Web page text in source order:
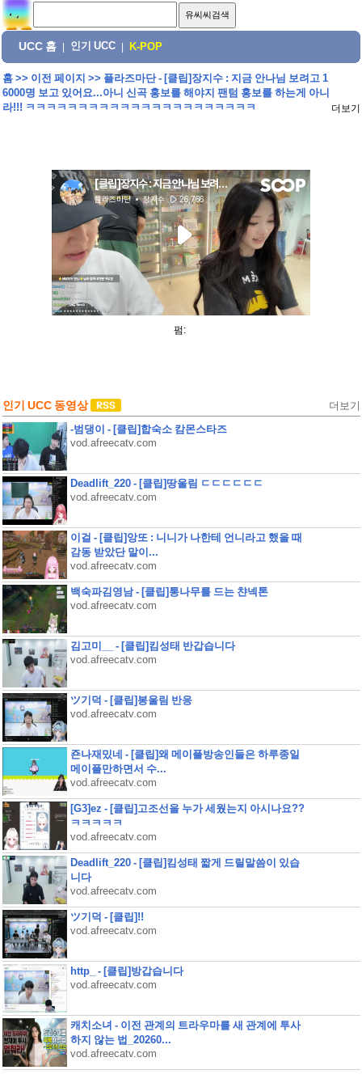
UCC 홈 인기 UCC K-POP
홈>> 이전 페이지 >> 플라즈마단 - [클립]장지수 : 지금 안나님 보려고 1
6000명 보고 있어요...아니 신곡 홍보를 해야지 팬텀 홍보를 하는게 아니
라!!! ㅋㅋㅋㅋㅋㅋㅋㅋㅋㅋㅋㅋㅋㅋㅋㅋㅋㅋㅋㅋㅋㅋ
더보기
펌:
인기 UCC 동영상 더보기
-범댕이 - [클립]합숙소 캄몬스타즈
vod.afreecatv.com
Deadlift_220 - [클립]땅울림 ㄷㄷㄷㄷㄷㄷ
vod.afreecatv.com
이걸 - [클립]앙또 : 니니가 나한테 언니라고 했을 때
감동 받았단 말이...
vod.afreecatv.com
백숙파김영남 - [클립]통나무를 드는 챤넥톤
vod.afreecatv.com
김고미__ - [클립]킴성태 반갑습니다
vod.afreecatv.com
ツ기덕 - [클립]봉울림 반응
vod.afreecatv.com
죤나재밌네 - [클립]왜 메이플방송인들은 하루종일
메이플만하면서 수...
vod.afreecatv.com
[G3]ez - [클립]고조선을 누가 세웠는지 아시나요??
ㅋㅋㅋㅋㅋ
vod.afreecatv.com
Deadlift_220 - [클립]킴성태 짧게 드릴말씀이 있습
니다
vod.afreecatv.com
ツ기덕 - [클립]!!
vod.afreecatv.com
http_ - [클립]방갑습니다
vod.afreecatv.com
캐치소녀 - 이전 관계의 트라우마를 새 관계에 투사
하지 않는 법_20260...
vod.afreecatv.com